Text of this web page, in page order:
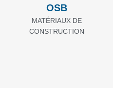
OSB
MATÉRIAUX DE
CONSTRUCTION